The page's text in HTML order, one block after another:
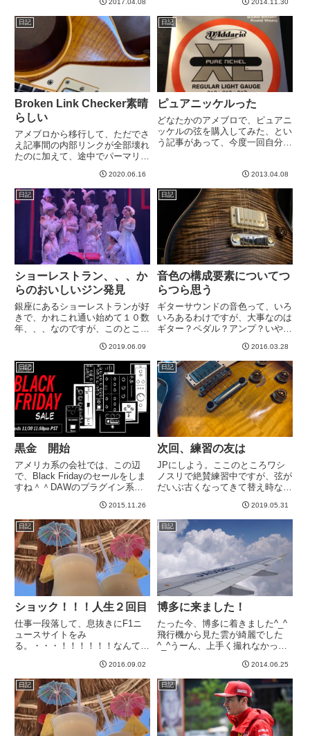
日は練習してました。次回もおそ
らくアジカンコピーと思われる。
アジカンのギターの人は、なんと
いうか４分音符は４分音符、と...
2017.04.08
す。写真があんまり良くないです
がw-----
2014.11.30
日記
Broken Link Checker素晴
らしい
アメブロから移行して、ただでさ
え記事間の内部リンクが全部壊れ
たのに加えて、途中でパーマリン
の労力も全て無駄になると言う苦
行を味わっていました。もともと
は、SearchRegExで正規表現で
アメブロへのリンクを探...
2020.06.16
日記
ピュアニッケルった
どなたかのアメブロで、ピュアニ
ッケルの弦を購入してみた、とい
う記事があって、今度一回自分も
た。D'Addarui Pure Nichel。
あ、、、値札ついたままだw 6
弦が.046じ...
2013.04.08
日記
ショーレストラン、、、か
らのおいしいジン発見
銀座にあるショーレストランが好
きで、かれこれ通い始めて１０数
年、、、なのですが、このところ
いってなかったかな？？というわ
けで友人連れて行ってきました。
下は写真撮影していい、という時
間で撮りました＾＾男性、女
性、...
2019.06.09
日記
音色の構成要素についてつ
らつら思う
ギターサウンドの音色って、いろ
いろあるわけですが、大事なのは
ギター？ペダル？アンプ？いや、
かいう話ってありますよね。まあ
こういう話が大好物なわけです。
エレキギターって演奏そのものと
同じくらい音色作りの重要性、
と...
2016.03.28
日記
黒金 開始
アメリカ系の会社では、この辺
で、Black Fridayのセールをしま
すね＾＾DAWのプラグイン系
を送ってくるようになります。こ
れに加えて割引クーポンみたいな
のももらったので、結構安くな
る。前に書い...
2015.11.26
日記
次回、練習の友は
JPにしよう。ここのところワシ
ノスリで絶賛練習中ですが、弦が
だいぶ古くなってきて替え時な感
弾いてない感じもあったので、次
回はJPにしよう＾＾さて、この
ブログでも何度か書いてますが、
山崎豊子ファンな私。当然、
「白...
2019.05.31
日記
ショック！！！人生２回目
仕事一段落して、息抜きにF1ニ
ュースサイトをみ
る。・・・！！！！！！なんてこ
いた。。。ここのところ忙しかっ
たのですが、まさかF1を忘れる
とは。うっかりミスによるレース
の見逃しは、いつぞやのカナダ
GP以来です。そ...
2016.09.02
日記
博多に来ました！
たった今、博多に着きました^_^
飛行機から見た雲が綺麗でした
^_^うーん、上手く撮れなかった
2014.06.25
日記 日記